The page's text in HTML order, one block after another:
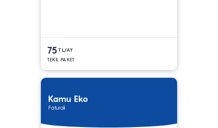
75 TL/AY
TEKİL PAKET
Kamu Eko
Faturalı